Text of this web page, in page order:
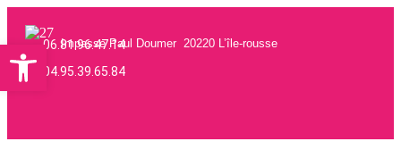
06.81.96.47.14
04.95.39.65.84
Impasse Paul Doumer 20220 L’île-rousse
Ouvrir la barre d’outils